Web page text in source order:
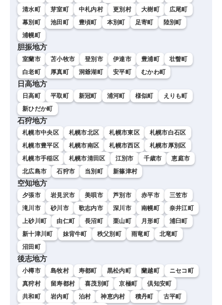
清水町
芽室町 中札内村 更別村 大樹町
広尾町
幕別町
池田町 豊頃町 本別町 足寄町
陸別町
浦幌町
胆振地方
室蘭市 苫小牧市 登別市 伊達市 豊浦町
壮瞥町
白老町
厚真町 洞爺湖町 安平町 むかわ町
日高地方
日高町 平取町 新冠町 浦河町 様似町
えりも町
新ひだか町
石狩地方
札幌市中央区 札幌市北区 札幌市東区
札幌市白石区
札幌市豊平区
札幌市南区 札幌市西区
札幌市厚別区
札幌市手稲区
札幌市清田区 江別市 千歳市
恵庭市
北広島市
石狩市 当別町 新篠津村
空知地方
夕張市 岩見沢市 美唄市 芦別市 赤平市
三笠市
滝川市
砂川市 歌志内市 深川市 南幌町
奈井江町
上砂川町
由仁町 長沼町 栗山町 月形町
浦臼町
新十津川町
妹背牛町 秩父別町 雨竜町
北竜町
沼田町
後志地方
小樽市 島牧村 寿都町 黒松内町 蘭越町
ニセコ町
真狩村
留寿都村 喜茂別町 京極町
倶知安町
共和町
岩内町 泊村 神恵内村 積丹町
古平町